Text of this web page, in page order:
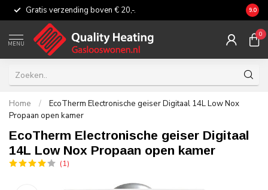
Gratis verzending boven € 20,-. 9.0
MENU
0
Home /
EcoTherm Electronische geiser Digitaal 14L Low Nox
Propaan open kamer
EcoTherm Electronische geiser Digitaal
14L Low Nox Propaan open kamer
(1)